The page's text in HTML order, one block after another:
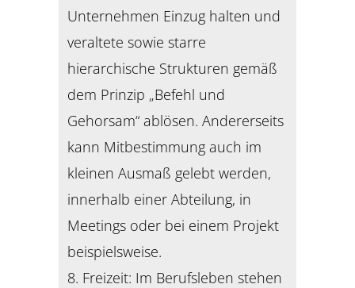
Unternehmen Einzug halten und
veraltete sowie starre
hierarchische Strukturen gemäß
dem Prinzip „Befehl und
Gehorsam“ ablösen. Andererseits
kann Mitbestimmung auch im
kleinen Ausmaß gelebt werden,
innerhalb einer Abteilung, in
Meetings oder bei einem Projekt
beispielsweise.
8. Freizeit: Im Berufsleben stehen